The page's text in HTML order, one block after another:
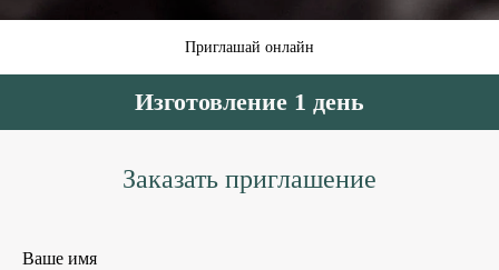
Приглашай онлайн
Изготовление 1 день
Заказать приглашение
Ваше имя